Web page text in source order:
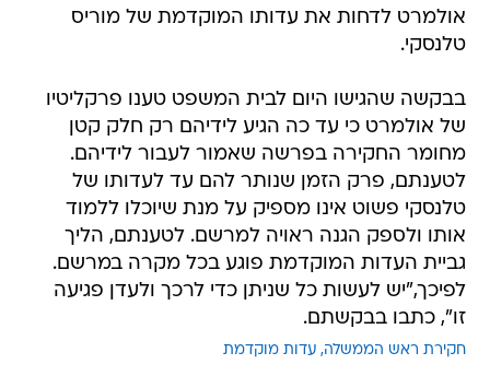
אולמרט לדחות את עדותו המוקדמת של מוריס
טלנסקי.
בבקשה שהגישו היום לבית המשפט טענו פרקליטיו
של אולמרט כי עד כה הגיע לידיהם רק חלק קטן
מחומר החקירה בפרשה שאמור לעבור לידיהם.
לטענתם, פרק הזמן שנותר להם עד לעדותו של
טלנסקי פשוט אינו מספיק על מנת שיוכלו ללמוד
אותו ולספק הגנה ראויה למרשם. לטענתם, הליך
גביית העדות המוקדמת פוגע בכל מקרה במרשם.
לפיכך,"יש לעשות כל שניתן כדי לרכך ולעדן פגיעה
זו", כתבו בבקשתם.
חקירת ראש הממשלה עדות מוקדמת